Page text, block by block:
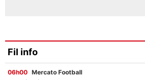
Fil info
06h00 Mercato Football